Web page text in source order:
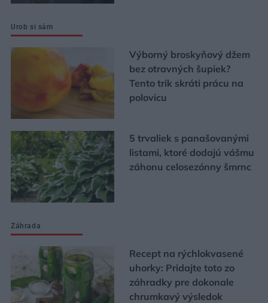
Urob si sám
Výborný broskyňový džem
bez otravných šupiek?
Tento trik skráti prácu na
polovicu
5 trvaliek s panašovanými
listami, ktoré dodajú vášmu
záhonu celosezónny šmrnc
Záhrada
Recept na rýchlokvasené
uhorky: Pridajte toto zo
záhradky pre dokonale
chrumkavý výsledok